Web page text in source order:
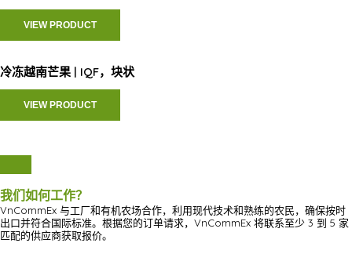
VIEW PRODUCT
冷冻越南芒果 | IQF，块状
VIEW PRODUCT
我们如何工作？
VnCommEx 与工厂和有机农场合作，利用现代技术和熟练的农民，确保按时
出口并符合国际标准。根据您的订单请求，VnCommEx 将联系至少 3 到 5 家
匹配的供应商获取报价。